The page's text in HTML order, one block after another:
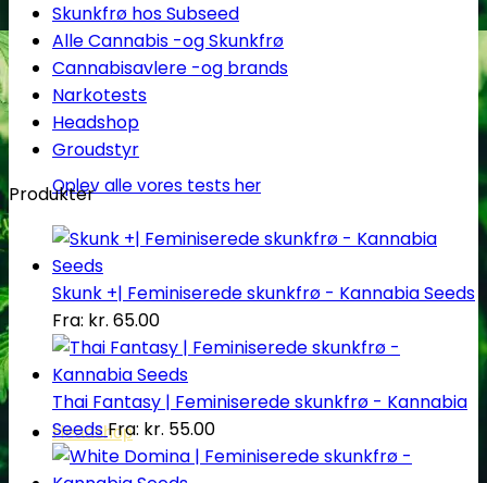
Oplev alle vores tests her
Headshop
Skunkfrø hos Subseed
Alle Cannabis -og Skunkfrø
Cannabisavlere -og brands
Narkotests
Headshop
Groudstyr
Produkter
Skunk +| Feminiserede skunkfrø - Kannabia Seeds
Fra: kr. 65.00
Thai Fantasy | Feminiserede skunkfrø - Kannabia
SeedsFra: kr. 55.00